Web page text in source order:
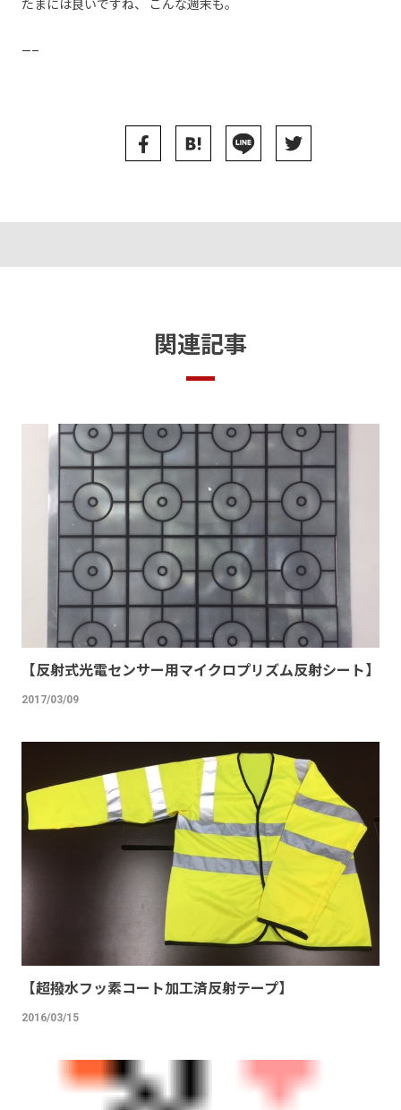
たまには良いですね、 こんな週末も。
—–
関連記事
【反射式光電センサー用マイクロプリズム反射シート】
2017/03/09
【超撥水フッ素コート加工済反射テープ】
2016/03/15